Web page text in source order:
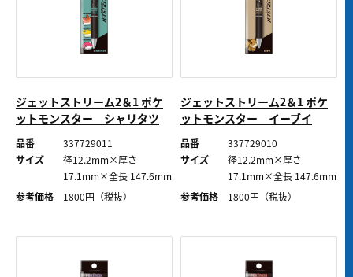
ジェットストリーム2＆1 ポケ
ットモンスター シャリタツ
品番
337729011
サイズ
径12.2mm×厚さ
17.1mm×全長 147.6mm
参考価格
1800円（税抜）
ジェットストリーム2＆1 ポケ
ットモンスター イーブイ
品番
337729010
サイズ
径12.2mm×厚さ
17.1mm×全長 147.6mm
参考価格
1800円（税抜）